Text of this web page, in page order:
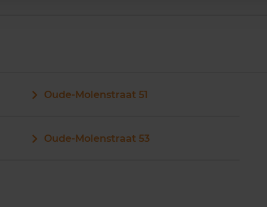
Oude-Molenstraat 51
Oude-Molenstraat 53